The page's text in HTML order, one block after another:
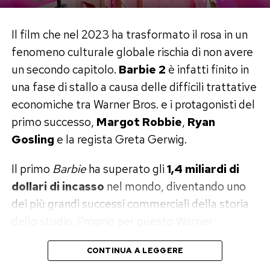
Il debutto, del resto, aveva già avuto qualcosa
di perfettamente ferrariano. A 24 anni diresse il
film pornografico
9 Lives of a Wet Pussy
racimolando corrente dai lampioni e affidandosi
a un attore che, secondo il suo racconto, si rivelò
inadatto e fuggì dalla scala antincendio. Il porno
non era la sua strada, ma quel set improvvisato
diventò la sua prima vera scuola di cinema.
La notte con Asia Argento e la scia
di petali
Nel racconto trova spazio anche Asia Argento,
Ferrara ricorda che l’attrice gli telefonò
Il film che nel 2023 ha trasformato il rosa in un
fenomeno culturale globale rischia di non avere
un secondo capitolo. Barbie 2 è infatti finito in
una fase di stallo a causa delle difficili trattative
economiche tra Warner Bros. e i protagonisti del
primo successo, Margot Robbie, Ryan
Gosling e la regista Greta Gerwig.
Il primo Barbieha superato gli1,4 miliardi di
dollari di incasso nel mondo, diventando uno
dei più grandi successi commerciali della storia
vorrebbe dare il via al sequel il prima possibile.
Ma convincere il cast a tornare si sta rivelando
CONTINUA A LEGGERE